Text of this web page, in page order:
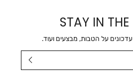
STAY IN
על הטבות, מבצעים ועוד.